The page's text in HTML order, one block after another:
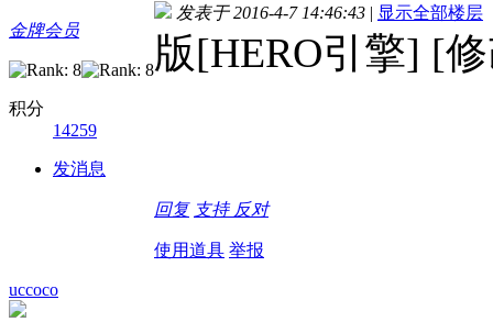
金牌会员
积分
14259
发消息
发表于 2016-4-7 14:46:43 | 显示全部楼层
版[HERO引擎] [
回复 支持 反对
使用道具 举报
uccoco